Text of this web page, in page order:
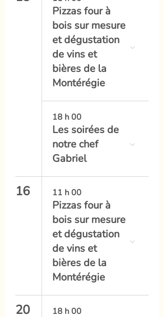
Pizzas four à
bois sur mesure
et dégustation
de vins et
bières de la
Montérégie
18 h 00
Les soirées de
notre chef
Gabriel
16 11 h 00
Pizzas four à
bois sur mesure
et dégustation
de vins et
bières de la
Montérégie
20 18 h 00